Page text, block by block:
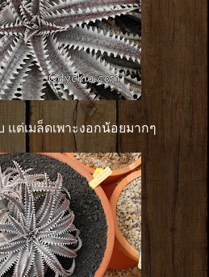
แต่เมล็ดเพาะงอกน้อยมากๆ